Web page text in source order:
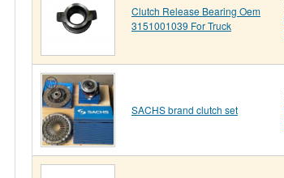
Clutch Release Bearing Oem
3151001039 For Truck
SACHS brand clutch set